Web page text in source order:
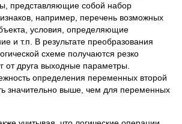
представляющие собой набор
например, перечень возможных
условия, определяющие
и т.п. В результате преобразования
схеме получаются резко
от друга выходные параметры.
определения переменных второй
значительно выше, чем для переменных